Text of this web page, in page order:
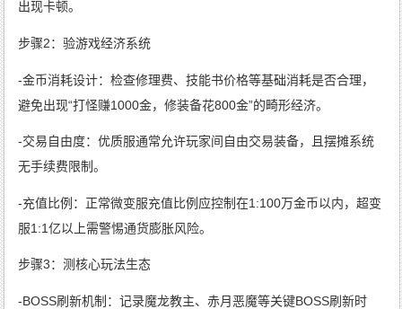
出现卡顿。
步骤2：验游戏经济系统
-金币消耗设计：检查修理费、技能书价格等基础消耗是否合理，
避免出现“打怪赚1000金，修装备花800金”的畸形经济。
-交易自由度：优质服通常允许玩家间自由交易装备，且摆摊系统
无手续费限制。
-充值比例：正常微变服充值比例应控制在1:100万金币以内，超变
服1:1亿以上需警惕通货膨胀风险。
步骤3：测核心玩法生态
-BOSS刷新机制：记录魔龙教主、赤月恶魔等关键BOSS刷新时